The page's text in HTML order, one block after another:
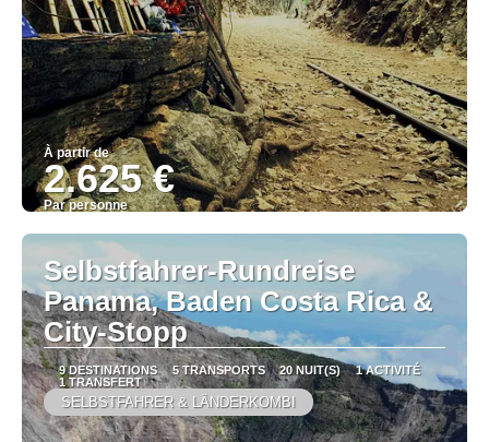
À partir de
2.625 €
Par personne
Afficher
Selbstfahrer-Rundreise
Panama, Baden Costa Rica &
City-Stopp
9 DESTINATIONS 5 TRANSPORTS 20 NUIT(S)
1 ACTIVITÉ
1 TRANSFERT
SELBSTFAHRER & LÄNDERKOMBI